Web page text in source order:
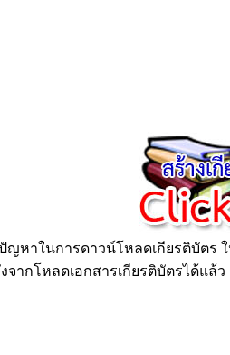
ญหาในการดาวน์โหลดเกียรติบัตร
จากโหลดเอกสารเกียรติบัตรได้แล้